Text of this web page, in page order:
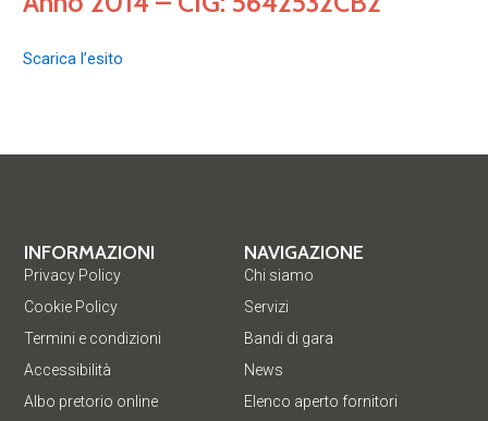
Scarica l’esito
NAVIGAZIONE
Chi siamo
Servizi
Bandi di gara
News
Elenco aperto fornitori
INFORMAZIONI
Privacy Policy
Cookie Policy
Termini e condizioni
Accessibilità
Albo pretorio online